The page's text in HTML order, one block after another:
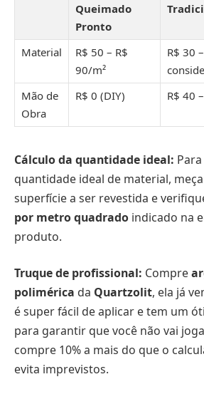
Queimado
Pronto
Material
R$ 50 – R$
90/m²
R$ 30
Mão de
Obra
R$ 0 (DIY) R$ 40
Cálculo da quantidade ideal:
quantidade ideal de material,
superfície a ser revestida e
por metro quadrado indicado na
produto.
Truque de profissional: Compre
polimérica da Quartzolit, ela já
é super fácil de aplicar e tem um
para garantir que você não vai
compre 10% a mais do que o
evita imprevistos.